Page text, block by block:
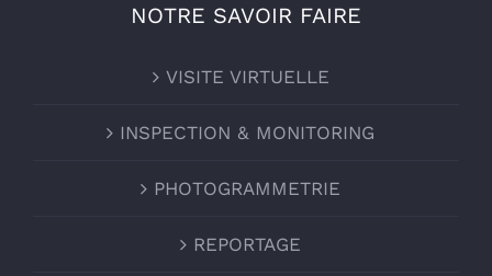
NOTRE SAVOIR FAIRE
VISITE VIRTUELLE
INSPECTION & MONITORING
PHOTOGRAMMETRIE
REPORTAGE